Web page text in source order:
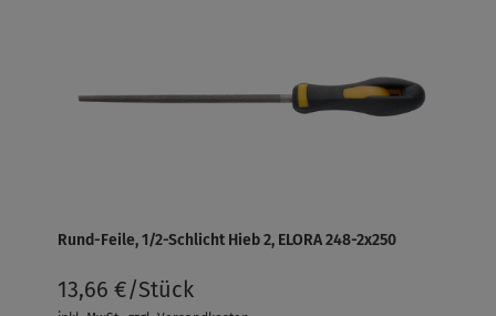
Rund-Feile, 1/2-Schlicht Hieb 2, ELORA 248-2x250
13,66 €/Stück